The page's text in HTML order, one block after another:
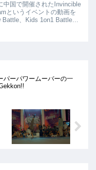
中国で開催されたInvincible
というイベントの動画を
Battle、Kids 1on1 Battle、
パーパワームーバーの一